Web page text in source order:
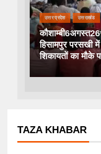
उत्तर प्रदेश उत्तराखंड
हिसामपुर परसखी में
शिकायतों का मौके
TAZA KHABAR